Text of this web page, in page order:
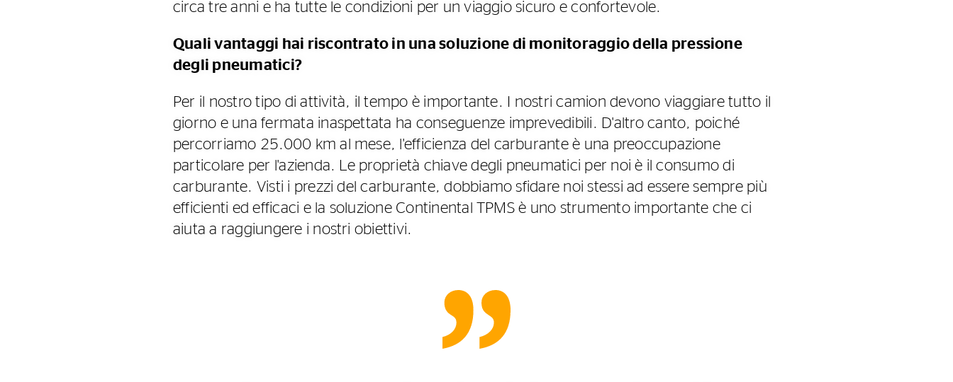
circa tre anni e ha tutte le condizioni per un viaggio sicuro e confortevole.
Quali vantaggi hai riscontrato in una soluzione di monitoraggio della pressione
degli pneumatici?
Per il nostro tipo di attività, il tempo è importante. I nostri camion devono viaggiare tutto il
giorno e una fermata inaspettata ha conseguenze imprevedibili. D'altro canto, poiché
percorriamo 25.000 km al mese, l'efficienza del carburante è una preoccupazione
particolare per l'azienda. Le proprietà chiave degli pneumatici per noi è il consumo di
carburante. Visti i prezzi del carburante, dobbiamo sfidare noi stessi ad essere sempre più
efficienti ed efficaci e la soluzione Continental TPMS è uno strumento importante che ci
aiuta a raggiungere i nostri obiettivi.